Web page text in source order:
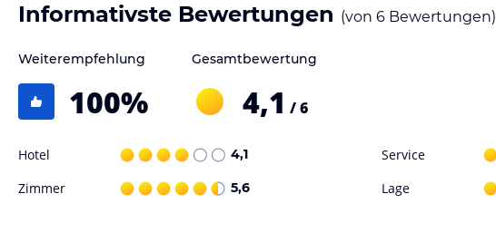
Informativste Bewertungen (von 6 Bewertungen)
Weiterempfehlung
100%
Gesamtbewertung
4,1 / 6
Hotel 4,1 Service
Zimmer 5,6 Lage